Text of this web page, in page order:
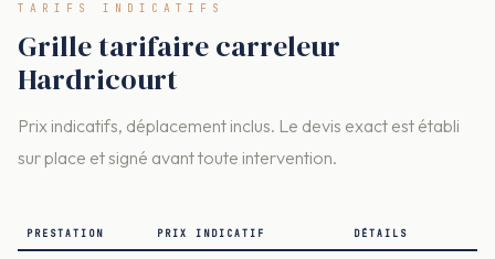
TARIFS INDICATIFS
Grille tarifaire carreleur
Hardricourt
Prix indicatifs, déplacement inclus. Le devis exact est établi
sur place et signé avant toute intervention.
PRESTATION PRIX INDICATIF DÉTAILS